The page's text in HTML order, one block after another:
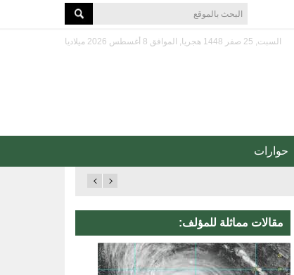
السبت, 25 صفر 1448 هجريا, الموافق 8 أغسطس 2026 ميلاديا
حوارات
مقالات مماثلة للمؤلف: